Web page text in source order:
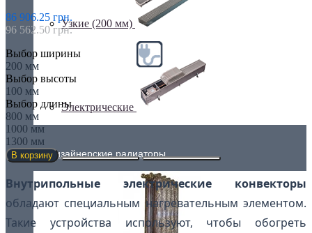
Узкие (200 мм)
Электрические
Дизайнерские радиаторы
86 906.25 грн.
96 562.50 грн.
Выбор ширины
200 мм
Выбор высоты
100 мм
Выбор длины
800 мм
1000 мм
1300 мм
В корзину
Внутрипольные электрические конвекторы
обладают специальным нагревательным элементом.
Такие устройства используют, чтобы обогреть